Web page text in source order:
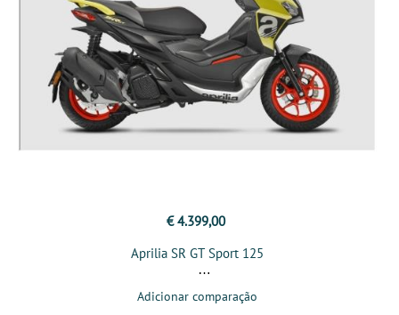
€ 4.399,00
Aprilia SR GT Sport 125
Adicionar comparação